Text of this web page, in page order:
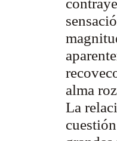
alma
La